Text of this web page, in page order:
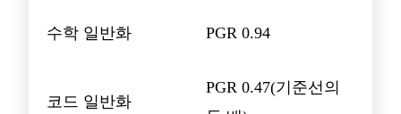
수학 일반화 PGR 0.94
코드 일반화
PGR 0.47(기준선의